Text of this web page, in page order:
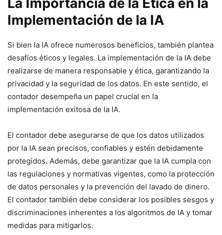
Implementación de la IA
Si bien la IA ofrece numerosos beneficios, también plantea
desafíos éticos y legales. La implementación de la IA debe
realizarse de manera responsable y ética, garantizando la
privacidad y la seguridad de los datos. En este sentido, el
contador desempeña un papel crucial en la
implementación exitosa de la IA.
El contador debe asegurarse de que los datos utilizados
por la IA sean precisos, confiables y estén debidamente
protegidos. Además, debe garantizar que la IA cumpla con
las regulaciones y normativas vigentes, como la protección
de datos personales y la prevención del lavado de dinero.
El contador también debe considerar los posibles sesgos y
discriminaciones inherentes a los algoritmos de IA y tomar
medidas para mitigarlos.